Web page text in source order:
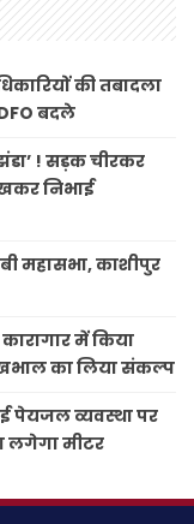
की तबादला
बदले
! सड़क चीरकर
निभाई
महासभा, काशीपुर
में किया
का लिया संकल्प
पेयजल व्यवस्था पर
लगेगा मीटर